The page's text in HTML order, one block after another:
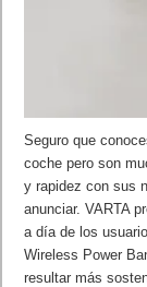
Seguro que
coche pero son
y rapidez con sus
anunciar. VARTA
a día de los
Wireless Power
resultar más